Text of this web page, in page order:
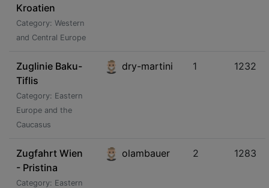
Kroatien
Category: Western
and Central Europe
Zuglinie Baku-
Tiflis
Category: Eastern
Europe and the
Caucasus
dry-martini 1 1232
Zugfahrt Wien
- Pristina
Category: Eastern
olambauer 2 1283